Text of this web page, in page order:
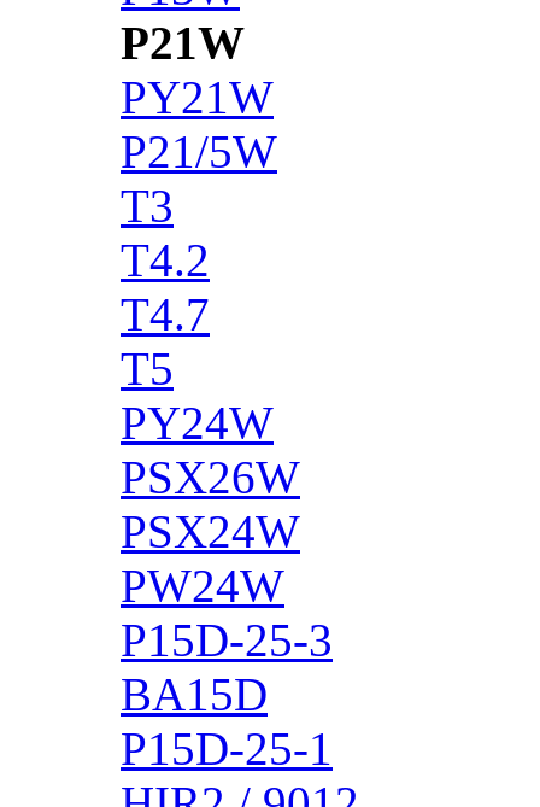
P21W
PY21W
P21/5W
T3
T4.2
T4.7
T5
PY24W
PSX26W
PSX24W
PW24W
P15D-25-3
BA15D
P15D-25-1